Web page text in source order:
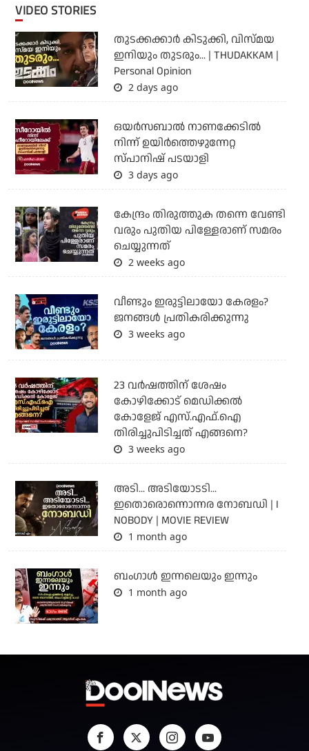
VIDEO STORIES
തുടക്കക്കാര്‍ കിടുക്കി, വിസ്മയ
ഇനിയും തുടരും... | THUDAKKAM |
Personal Opinion
2 days ago
ഒയര്‍സബാൽ നാണക്കേടിൽ
നിന്ന് ഉയിർത്തെഴുന്നേറ്റ
സ്പാനിഷ് പടയാളി
3 days ago
കേന്ദ്രം തിരുത്തുക തന്നെ വേണ്ടി
വരും പുതിയ പിള്ളേരാണ് സമരം
ചെയ്യുന്നത്
2 weeks ago
വീണ്ടും ഇരുട്ടിലായോ കേരളം?
ജനങ്ങൾ പ്രതികരിക്കുന്നു
3 weeks ago
23 വർഷത്തിന് ശേഷം
കോഴിക്കോട് മെഡിക്കൽ
കോളേജ് എസ്.എഫ്.ഐ
തിരിച്ചുപിടിച്ചത് എങ്ങനെ?
3 weeks ago
അടി... അടിയോടടി...
ഇതൊരൊന്നൊന്നര നോബഡി | I
NOBODY | MOVIE REVIEW
1 month ago
ബംഗാള്‍ ഇന്നലെയും ഇന്നും
1 month ago